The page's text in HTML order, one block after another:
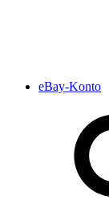
eBay-Konto